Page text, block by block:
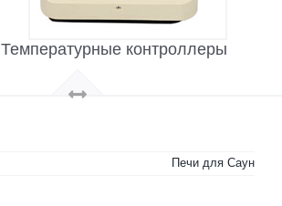
Температурные контроллеры
Печи для Саун